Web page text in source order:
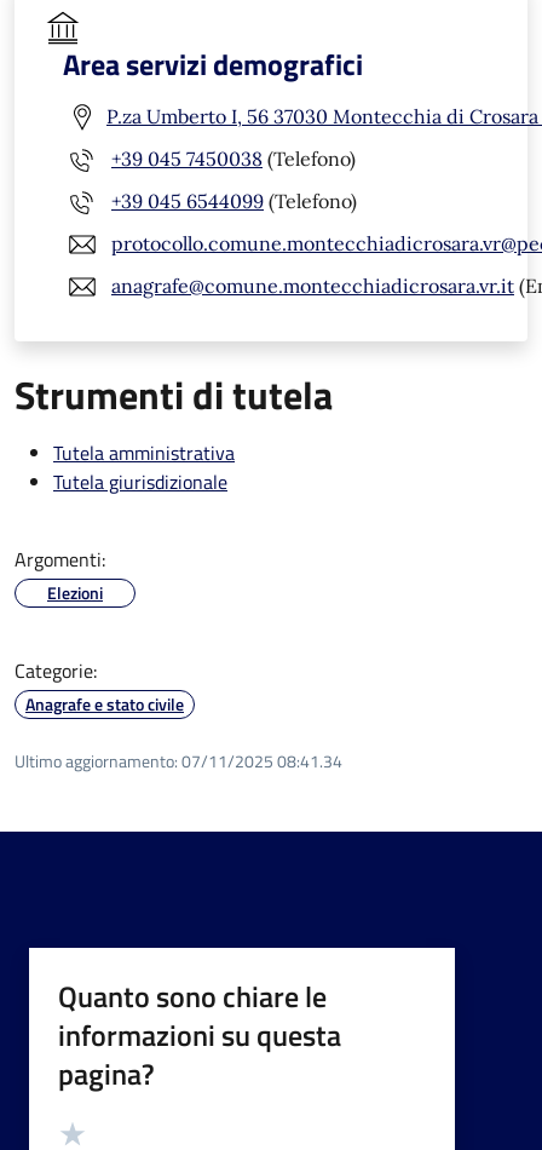
Area servizi demografici
P.za Umberto I, 56 37030 Montecchia di Crosara
+39 045 7450038 (Telefono)
+39 045 6544099 (Telefono)
anagrafe@comune.montecchiadicrosara.vr.it
Strumenti di tutela
Tutela amministrativa
Tutela giurisdizionale
Argomenti:
Elezioni
Categorie:
Anagrafe e stato civile
Ultimo aggiornamento:07/11/2025 08:41.34
Quanto sono chiare le
informazioni su questa
pagina?
Valutazione